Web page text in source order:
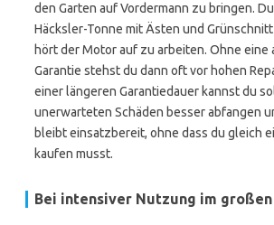
den Garten auf Vordermann zu bringen.
Häcksler-Tonne mit Ästen und
hört der Motor auf zu arbeiten. Ohne eine
Garantie stehst du dann oft vor hohen
einer längeren Garantiedauer kannst du
unerwarteten Schäden besser abfangen
bleibt einsatzbereit, ohne dass du gleich
kaufen musst.
Bei intensiver Nutzung im